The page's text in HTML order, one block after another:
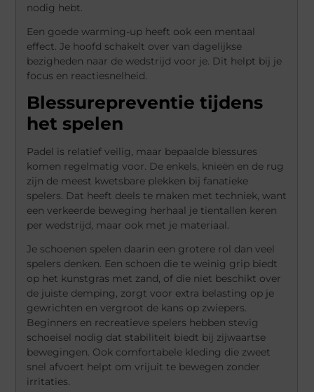
nodig hebt.
Een goede warming-up heeft ook een mentaal
effect. Je hoofd schakelt over van dagelijkse
bezigheden naar de wedstrijd voor je. Dit helpt bij je
focus en reactiesnelheid.
Blessurepreventie tijdens
het spelen
Padel is relatief veilig, maar bepaalde blessures
komen regelmatig voor. De enkels, knieën en de rug
zijn de meest kwetsbare plekken bij fanatieke
spelers. Dat heeft deels te maken met techniek, want
een verkeerde beweging herhaal je tientallen keren
per wedstrijd, maar ook met je materiaal.
Je schoenen spelen daarin een grotere rol dan veel
spelers denken. Een schoen die te weinig grip biedt
op het kunstgras met zand, of die niet beschikt over
de juiste demping, zorgt voor extra belasting op je
gewrichten en vergroot de kans op zwiepers.
Beginners en recreatieve spelers hebben stevig
schoeisel nodig dat stabiliteit biedt bij zijwaartse
bewegingen. Ook comfortabele kleding die zweet
snel afvoert helpt om vrijuit te bewegen zonder
irritaties.